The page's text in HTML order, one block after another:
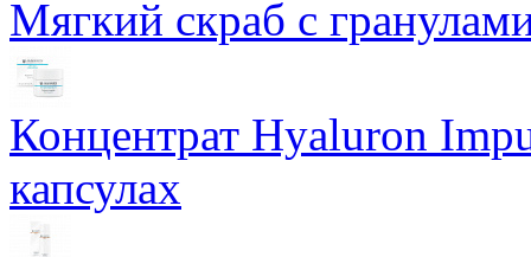
Мягкий скраб с
Концентрат Hyaluron
капсулах